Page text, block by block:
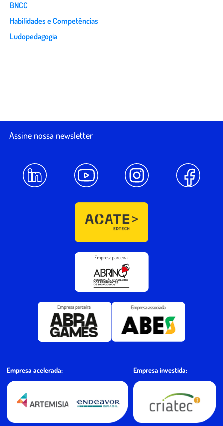
BNCC
Habilidades e Competências
Ludopedagogia
Assine nossa newsletter
Empresa acelerada: Empresa investida: